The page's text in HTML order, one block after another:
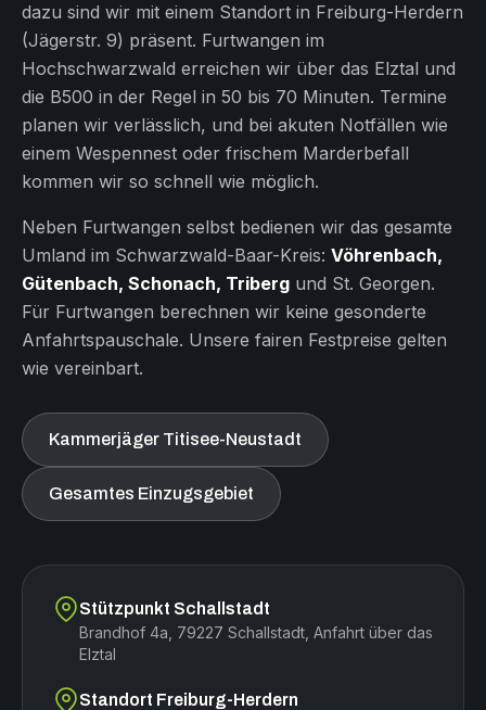
dazu sind wir mit einem Standort in Freiburg-Herdern
(Jägerstr. 9) präsent. Furtwangen im
Hochschwarzwald erreichen wir über das Elztal und
die B500 in der Regel in 50 bis 70 Minuten. Termine
planen wir verlässlich, und bei akuten Notfällen wie
einem Wespennest oder frischem Marderbefall
kommen wir so schnell wie möglich.
Neben Furtwangen selbst bedienen wir das gesamte
Umland im Schwarzwald-Baar-Kreis: Vöhrenbach,
Gütenbach, Schonach, Triberg und St. Georgen.
Für Furtwangen berechnen wir keine gesonderte
Anfahrtspauschale. Unsere fairen Festpreise gelten
wie vereinbart.
Kammerjäger Titisee-Neustadt
Gesamtes Einzugsgebiet
Stützpunkt Schallstadt
Brandhof 4a, 79227 Schallstadt, Anfahrt über das
Elztal
Standort Freiburg-Herdern